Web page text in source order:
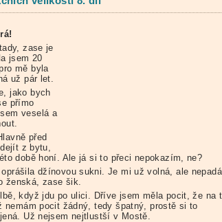
zase je
jsem 20
mě byla
už pár let.
jako bych
přímo
veselá a
před
z bytu,
době honí. Ale já si to přeci nepokazím, ne?
džínovou sukni. Je mi už volná, ale nepadá.
ženská, zase šik.
když jdu po ulici. Dříve jsem měla pocit, že na
nemám pocit žádný, tedy špatný, prostě si to
Už nejsem nejtlustší v Mostě.